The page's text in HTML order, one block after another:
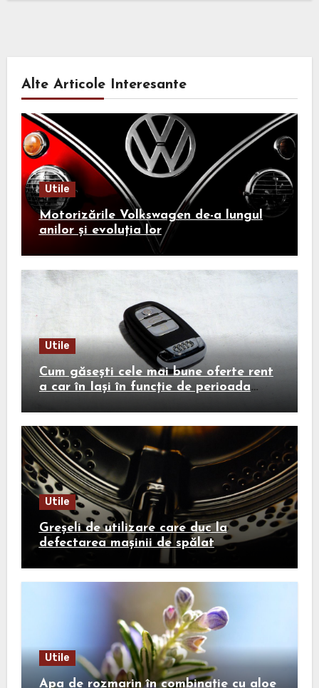
Alte Articole Interesante
Utile
Motorizările Volkswagen de-a lungul
anilor și evoluția lor
Utile
Cum găsești cele mai bune oferte rent
a car în Iași în funcție de perioada
Utile
Greșeli de utilizare care duc la
defectarea mașinii de spălat
Utile
Apa de rozmarin în combinație cu aloe